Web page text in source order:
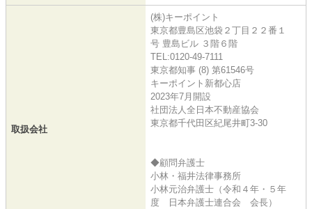
取扱会社
(株)キーポイント
東京都豊島区池袋２丁目２２番１
号 豊島ビル ３階６階
TEL:0120-49-7111
東京都知事 (8) 第61546号
キーポイント新都心店
2023年7月開設
社団法人全日本不動産協会
東京都千代田区紀尾井町3-30
◆顧問弁護士
小林・福井法律事務所
小林元治弁護士（令和４年・５年
度 日本弁護士連合会 会長）